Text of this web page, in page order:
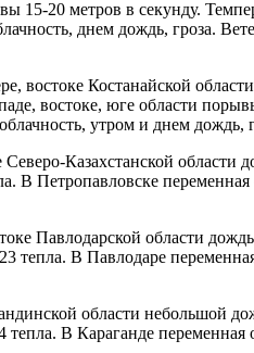
15-20 метров в секунду.
днем дождь, гроза.
востоке Костанайской
востоке, юге области
утром и днем
Северо-Казахстанской области
В Петропавловске
Павлодарской области
тепла. В Павлодаре
области небольшой
тепла. В Караганде